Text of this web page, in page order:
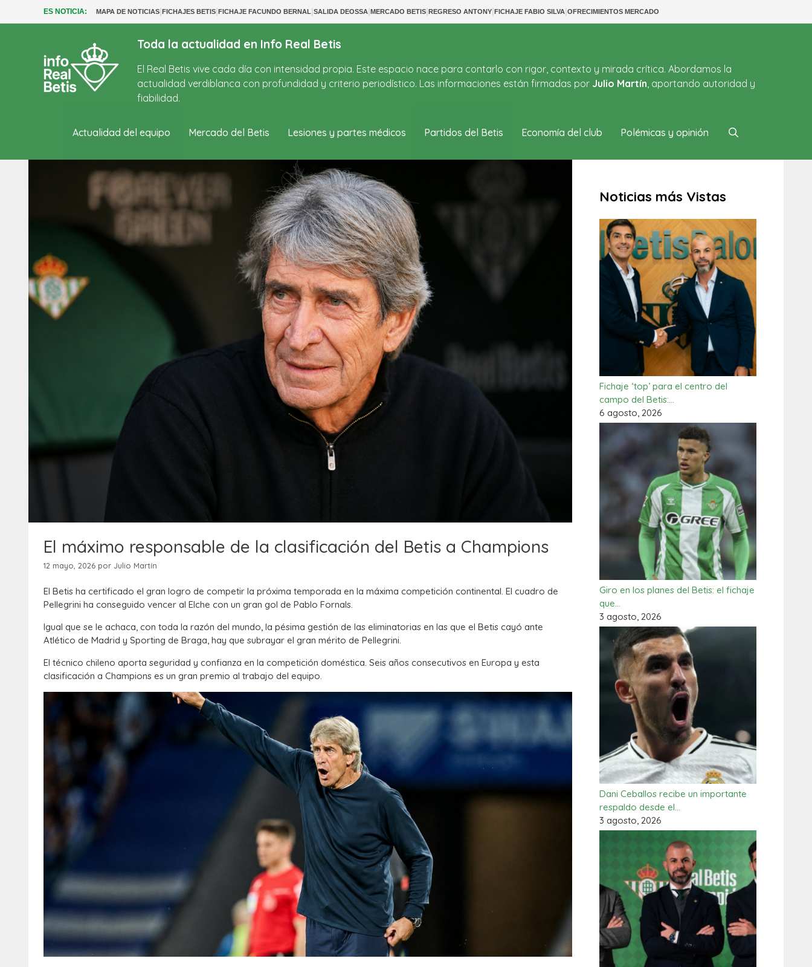
ES NOTICIA: MAPA DE NOTICIAS|FICHAJES BETIS|FICHAJE FACUNDO BERNAL|SALIDA DEOSSA|MERCADO BETIS|REGRESO ANTONY|FICHAJE FABIO SILVA|OFRECIMIENTOS MERCADO
Toda la actualidad en Info Real Betis
El Real Betis vive cada día con intensidad propia. Este espacio nace para contarlo con rigor, contexto y mirada crítica. Abordamos la
actualidad verdiblanca con profundidad y criterio periodístico. Las informaciones están firmadas por Julio Martín, aportando autoridad y
fiabilidad.
Actualidad del equipo Mercado del Betis Lesiones y partes médicos Partidos del Betis Economía del club Polémicas y opinión
El máximo responsable de la clasificación del Betis a Champions
12 mayo, 2026 por Julio Martín
El Betis ha certificado el gran logro de competir la próxima temporada en la máxima competición continental. El cuadro de
Pellegrini ha conseguido vencer al Elche con un gran gol de Pablo Fornals.
Igual que se le achaca, con toda la razón del mundo, la pésima gestión de las eliminatorias en las que el Betis cayó ante
Atlético de Madrid y Sporting de Braga, hay que subrayar el gran mérito de Pellegrini.
El técnico chileno aporta seguridad y confianza en la competición doméstica. Seis años consecutivos en Europa y esta
clasificación a Champions es un gran premio al trabajo del equipo.
Noticias más Vistas
Fichaje ‘top’ para el centro del
campo del Betis:…
6 agosto, 2026
Giro en los planes del Betis: el fichaje
que…
3 agosto, 2026
Dani Ceballos recibe un importante
respaldo desde el…
3 agosto, 2026